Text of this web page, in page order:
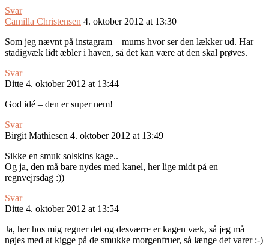
Svar
Camilla Christensen 4. oktober 2012 at 13:30
Som jeg nævnt på instagram – mums hvor ser den lækker ud. Har
stadigvæk lidt æbler i haven, så det kan være at den skal prøves.
Svar
Ditte 4. oktober 2012 at 13:44
God idé – den er super nem!
Svar
Birgit Mathiesen 4. oktober 2012 at 13:49
Sikke en smuk solskins kage..
Og ja, den må bare nydes med kanel, her lige midt på en
regnvejrsdag :))
Svar
Ditte 4. oktober 2012 at 13:54
Ja, her hos mig regner det og desværre er kagen væk, så jeg må
nøjes med at kigge på de smukke morgenfruer, så længe det varer :-)